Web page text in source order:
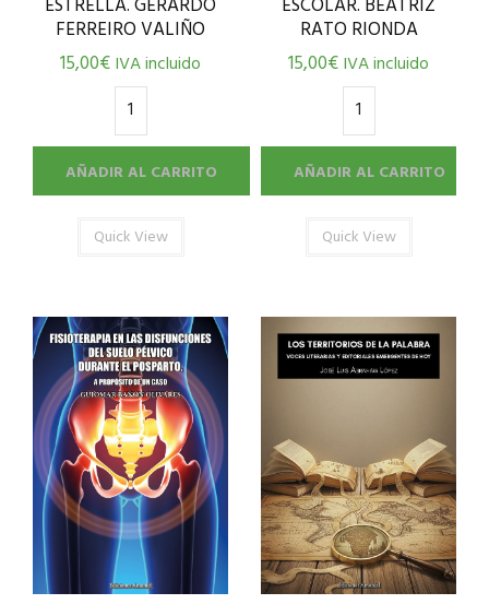
ESTRELLA. GERARDO
FERREIRO VALIÑO
15,00€IVA incluido
AÑADIR AL CARRITO
Quick View
ESCOLAR. BEATRIZ
RATO RIONDA
15,00€IVA incluido
AÑADIR AL CARRITO
Quick View